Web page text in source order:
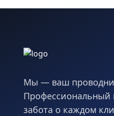
Мы — ваш
Профессиональный
забота о каждом